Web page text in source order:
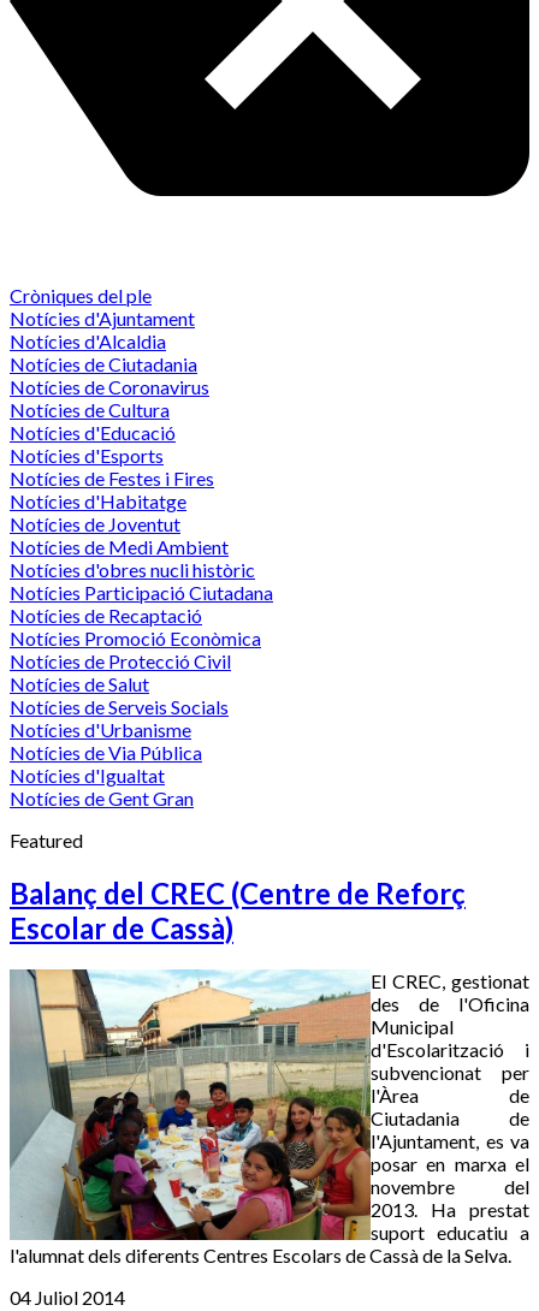
Cròniques del ple
Notícies d'Ajuntament
Notícies d'Alcaldia
Notícies de Ciutadania
Notícies de Coronavirus
Notícies de Cultura
Notícies d'Educació
Notícies d'Esports
Notícies de Festes i Fires
Notícies d'Habitatge
Notícies de Joventut
Notícies de Medi Ambient
Notícies d'obres nucli històric
Notícies Participació Ciutadana
Notícies de Recaptació
Notícies Promoció Econòmica
Notícies de Protecció Civil
Notícies de Salut
Notícies de Serveis Socials
Notícies d'Urbanisme
Notícies de Via Pública
Notícies d'Igualtat
Notícies de Gent Gran
Featured
Balanç del CREC (Centre de Reforç
Escolar de Cassà)
El CREC, gestionat
des de l'Oficina
Municipal
d'Escolarització i
subvencionat per
l'Àrea de
Ciutadania de
l'Ajuntament, es va
posar en marxa el
novembre del
2013. Ha prestat
suport educatiu a
l'alumnat dels diferents Centres Escolars de Cassà de la Selva.
04 Juliol 2014